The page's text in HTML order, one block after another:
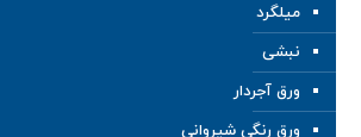
میلگرد
نبشی
ورق آجردار
ورق رنگی شیروانی